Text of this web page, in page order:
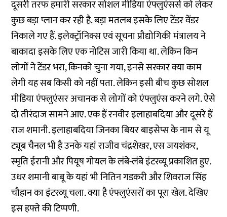
दूसरी तरफ हमारी सरकार सोशल मीडिया एंफ्लुएंसर्स को लेकर
कुछ बड़ा प्लान कर रही है. बड़ा मतलब इसके लिए टेंडर वेंडर
निकाले गए हैं. इलेक्ट्रॉनिक्स एवं सूचना प्रौद्योगिकी मंत्रालय ने
बाकादा इसके लिए एक नोटिस जारी किया था. लेकिन किन
लोगों ने टेंडर भरा, किनको चुना गया, इनसे सरकार क्या काम
लेगी यह सब किसी को नहीं पता. लेकिन इसी बीच कुछ सोशल
मीडिया एंफ्लुएंसर अचानक से लोगों को एंफ्लुएंस करने लगे. ऐसे
दो तीरंदाज सामने आए. एक हैं रनवीर इलाहाबदिया और दूसरे हैं
राज शमानी. इलाहाबदिया जिनका बियर बाइसेप्स के नाम से यू
ट्यूब चैनल भी है उनके यहां राजीव चंद्रशेखर, एस जयशंकर,
स्मृति ईरानी और पियूष गोयल के लंबे-लंबे इंटरव्यू प्रकाशित हुए.
उधर शमानी बाबू के यहां भी नितिन गडकरी और शिवराज सिंह
चौहान का इंटरव्यू चला. क्या है एंफ्लुएंसरों का पूरा खेल. देखिए
इस हफ्ते की टिप्पणी.